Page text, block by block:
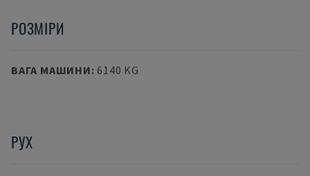
РОЗМІРИ
ВАГА МАШИНИ: 6140 KG
РУХ